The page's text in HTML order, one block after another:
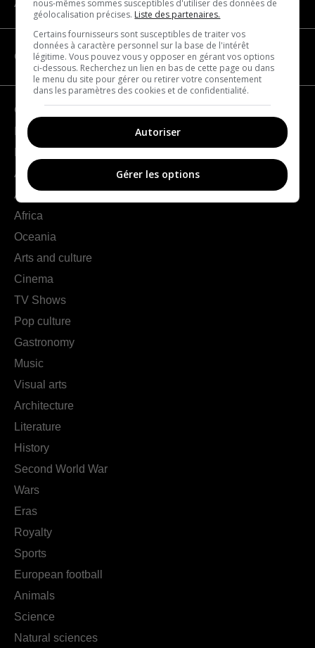
About us
CATEGORIES
Geography
France
Americas
Asia
Africa
Oceania
Arts and culture
Cinema
TV Shows
Pop culture
Gastronomy
Music
Visual arts
Architecture
Literature
History
Second World War
Wars
Eras
Royalty
Sports
European football
Animals
Science
Natural sciences
nous-mêmes sommes susceptibles d'utiliser des données de
géolocalisation précises. Liste des partenaires.
Certains fournisseurs sont susceptibles de traiter vos
données à caractère personnel sur la base de l'intérêt
légitime. Vous pouvez vous y opposer en gérant vos options
ci-dessous. Recherchez un lien en bas de cette page ou dans
le menu du site pour gérer ou retirer votre consentement
dans les paramètres des cookies et de confidentialité.
Autoriser
Gérer les options